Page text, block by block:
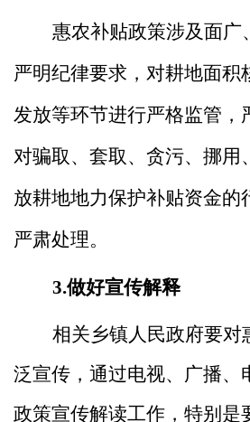
惠农补贴政策涉及面广
严明纪律要求，对耕地面积
发放等环节进行严格监管，
对骗取、套取、贪污、挪用
放耕地地力保护补贴资金的
严肃处理。
3.做好宣传解释
相关乡镇人民政府要对
泛宣传，通过电视、广播、
政策宣传解读工作，特别是